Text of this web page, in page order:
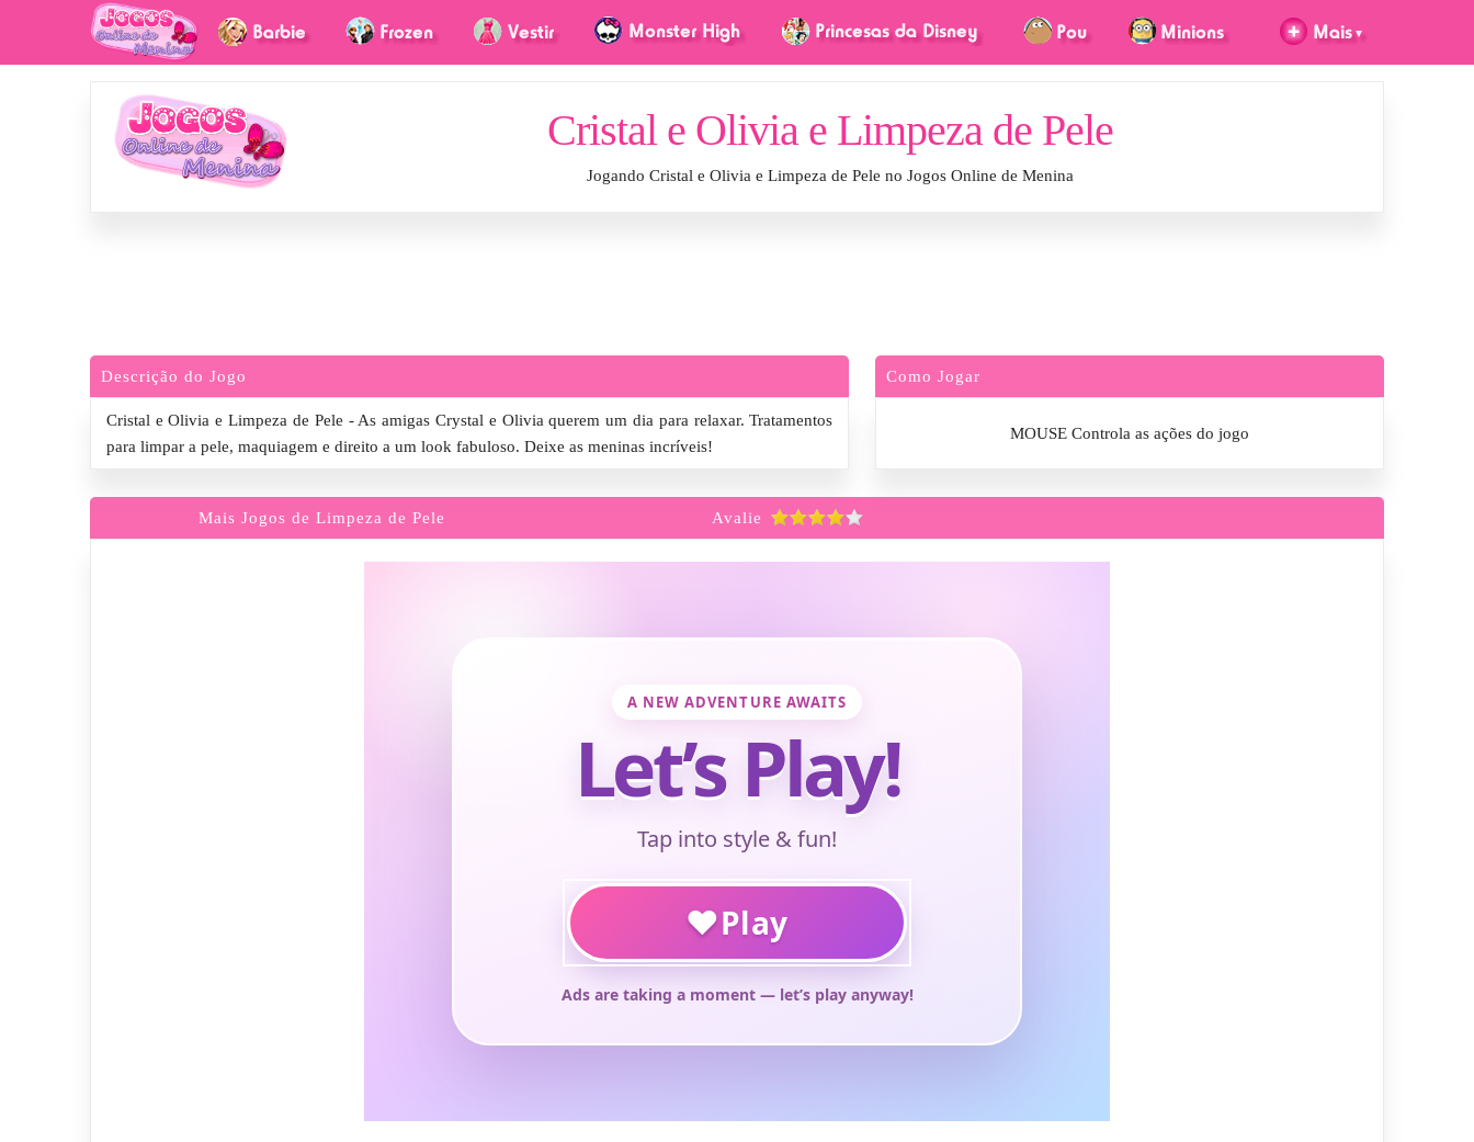
Cristal e Olivia e Limpeza de Pele
Jogando Cristal e Olivia e Limpeza de Pele no Jogos Online de Menina
Descrição do Jogo
Cristal e Olivia e Limpeza de Pele - As amigas Crystal e Olivia querem um dia para relaxar. Tratamentos
para limpar a pele, maquiagem e direito a um look fabuloso. Deixe as meninas incríveis!
Como Jogar
MOUSE Controla as ações do jogo
Mais Jogos de Limpeza de Pele Avalie